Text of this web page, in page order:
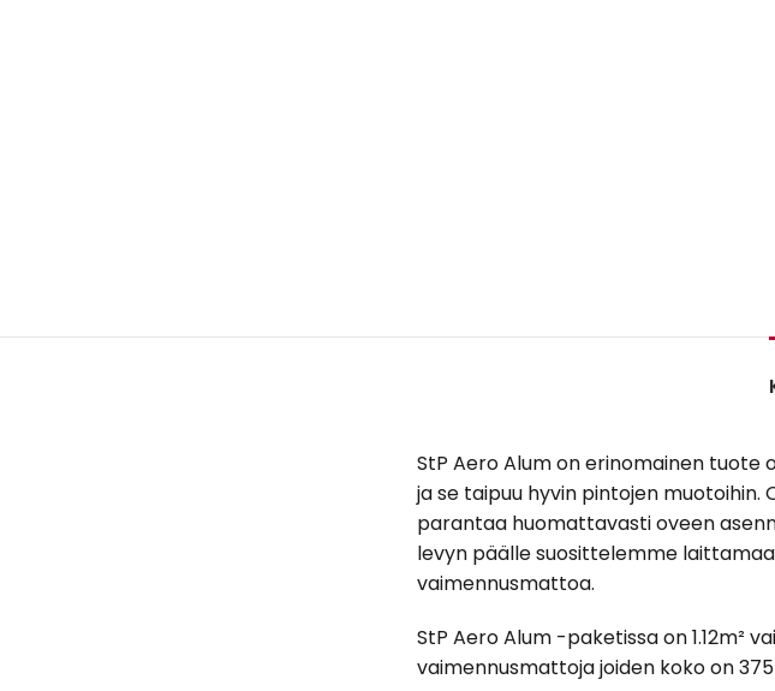
StP Aero Alum on erinomainen tuote
ja se taipuu hyvin pintojen
parantaa huomattavasti oveen
levyn päälle suosittelemme
vaimennusmattoa.
StP Aero Alum -paketissa on 1.12m²
vaimennusmattoja joiden koko on